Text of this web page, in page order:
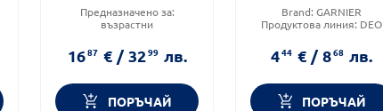
Предназначено за:
възрастни
Форма на продукта:разтвор
1687 € / 3299 лв.
ПОРЪЧАЙ
Brand:GARNIER
Продуктова линия: DEO
козметика
444 € / 868 лв.
ПОРЪЧАЙ